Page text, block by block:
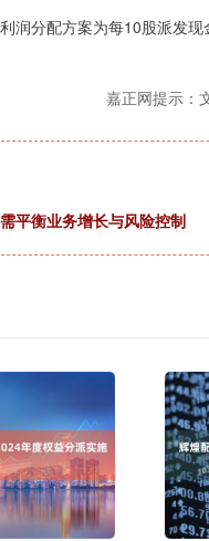
分配方案为每10股派发现
嘉正网提示：
平衡业务增长与风险控制